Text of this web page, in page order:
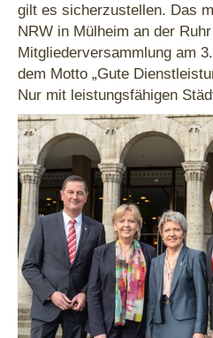
gilt es sicherzustellen. Das
NRW in Mülheim an der
Mitgliederversammlung am
dem Motto „Gute
Nur mit leistungsfähigen